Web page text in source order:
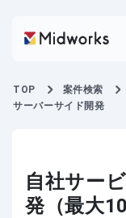
TOP 案件検索
サーバーサイド開発
自社サー
発（最大